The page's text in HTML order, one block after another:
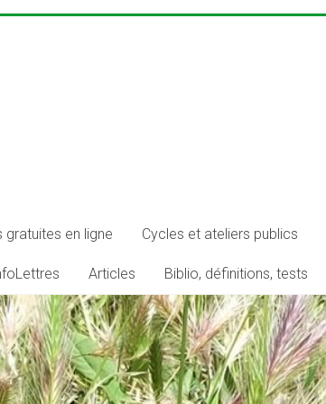
en ligne Cycles et ateliers publics
Articles Biblio, définitions, tests